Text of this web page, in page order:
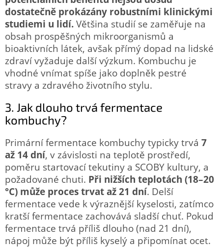
dostatečně prokázány robustními klinickými
studiemi u lidí. Většina studií se zaměřuje na
obsah prospěšných mikroorganismů a
bioaktivních látek, avšak přímý dopad na lidské
zdraví vyžaduje další výzkum. Kombuchu je
vhodné vnímat spíše jako doplněk pestré
stravy a zdravého životního stylu.
3. Jak dlouho trvá fermentace
kombuchy?
Primární fermentace kombuchy typicky trvá 7
až 14 dní, v závislosti na teplotě prostředí,
poměru startovací tekutiny a SCOBY kultury, a
požadované chuti. Při nižších teplotách (18–20
°C) může proces trvat až 21 dní. Delší
fermentace vede k výraznější kyselosti, zatímco
kratší fermentace zachovává sladší chuť. Pokud
fermentace trvá příliš dlouho (nad 21 dní),
nápoj může být příliš kyselý a připomínat ocet.